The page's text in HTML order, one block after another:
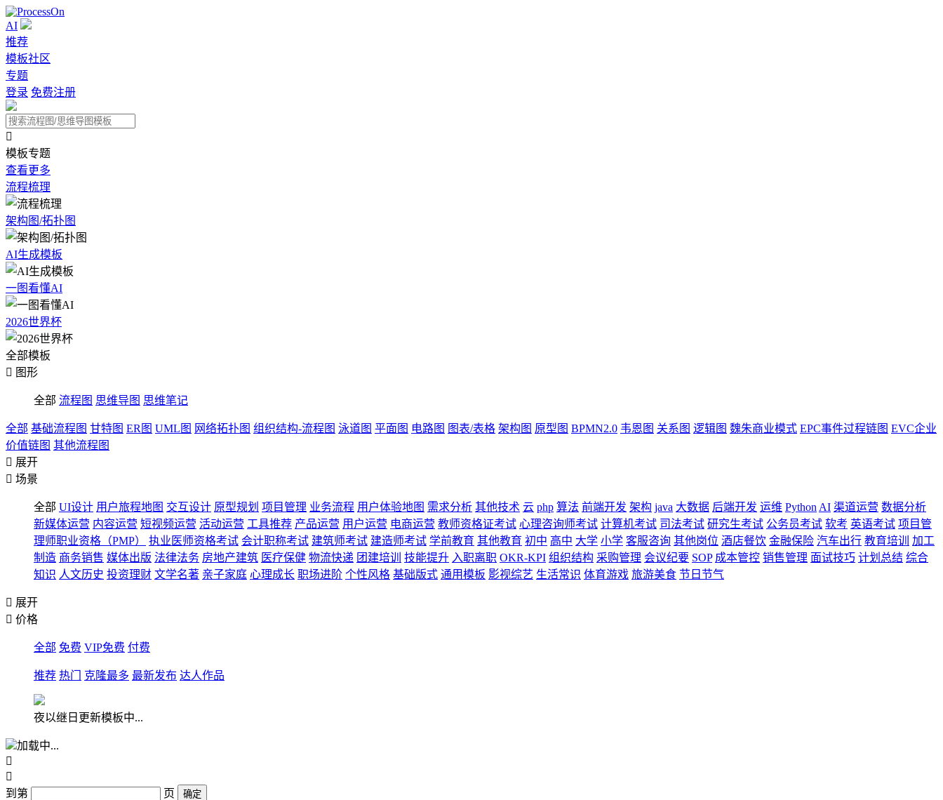
AI
推荐
模板社区
专题
登录 免费注册

模板专题
查看更多
流程梳理
架构图/拓扑图
AI生成模板
一图看懂AI
2026世界杯
全部模板
 图形
全部 流程图 思维导图 思维笔记
全部 基础流程图 甘特图 ER图 UML图 网络拓扑图 组织结构-流程图 泳道图 平面图 电路图 图表/表格 架构图 原型图 BPMN2.0 韦恩图 关系图 逻辑图 魏朱商业模式 EPC事件过程链图 EVC企业
价值链图 其他流程图
 展开
 场景
全部 UI设计 用户旅程地图 交互设计 原型规划 项目管理 业务流程 用户体验地图 需求分析 其他技术 云 php 算法 前端开发 架构 java 大数据 后端开发 运维 Python AI 渠道运营 数据分析
新媒体运营 内容运营 短视频运营 活动运营 工具推荐 产品运营 用户运营 电商运营 教师资格证考试 心理咨询师考试 计算机考试 司法考试 研究生考试 公务员考试 软考 英语考试 项目管
理师职业资格（PMP）
执业医师资格考试 会计职称考试 建筑师考试 建造师考试 学前教育 其他教育 初中 高中 大学 小学 客服咨询 其他岗位 酒店餐饮 金融保险 汽车出行 教育培训
加工
制造 商务销售 媒体出版 法律法务 房地产建筑 医疗保健 物流快递 团建培训 技能提升 入职离职 OKR-KPI 组织结构 采购管理 会议纪要 SOP 成本管控 销售管理 面试技巧 计划总结 综合
知识 人文历史 投资理财 文学名著 亲子家庭 心理成长 职场进阶 个性风格 基础版式 通用模板 影视综艺 生活常识 体育游戏 旅游美食 节日节气
 展开
 价格
全部 免费 VIP免费 付费
推荐 热门 克隆最多 最新发布 达人作品
夜以继日更新模板中...
加载中...


到第
页 确定